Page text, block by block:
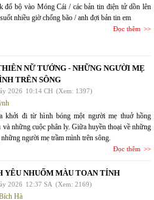
đổ bộ vào Móng Cái / các bản tin điện tử dồn lên
nhiều giờ chống bão / anh đợi bản tin em
Đọc thêm
NỮ TƯỚNG - NHỮNG NGƯỜI MẸ
TRÊN SÔNG
2026 10:14 CH (Xem: 1397)
khởi đi từ hình bóng một người mẹ thuở hồng
những cuộc phân ly. Giữa huyền thoại về những
người mẹ trầm mình trên sông.
Đọc thêm
YÊU NHUỐM MÀU TOAN TÍNH
2026 12:37 SA (Xem: 2169)
Hà